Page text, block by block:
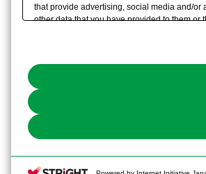
that provide advertising, social media and/or
other data that you have provided to them or
the use of all Cookies except for Strictly
You can change your consent or rejection